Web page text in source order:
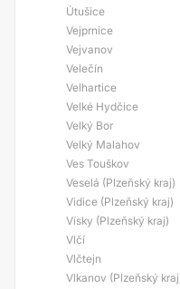
Útušice
Vejprnice
Vejvanov
Velečín
Velhartice
Velké Hydčice
Velký Bor
Velký Malahov
Ves Touškov
Veselá (Plzeňský kraj)
Vidice (Plzeňský kraj)
Vísky (Plzeňský kraj)
Vlčí
Vlčtejn
Vlkanov (Plzeňský